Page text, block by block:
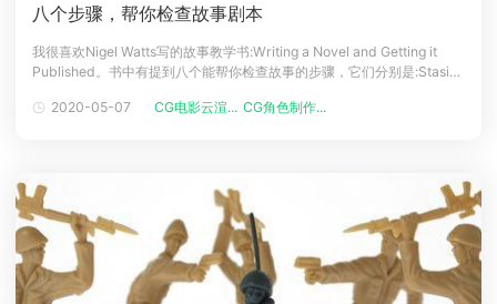
八个步骤，帮你检查故事剧本
我很喜欢Nigel Watts写的故事教学书:Writing a Novel and Getting it
Published。书中有提到八个能帮你检查故事的步骤，它们分别是:Stasis
choice抉择Climax高潮Reversal大反转
2020-05-07 CG电影云渲... CG角色制作...